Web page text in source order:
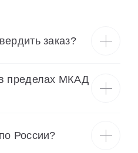
заказ?
пределах МКАД
России?